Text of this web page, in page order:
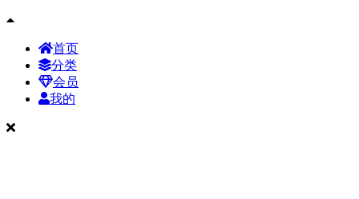
首页
分类
会员
我的